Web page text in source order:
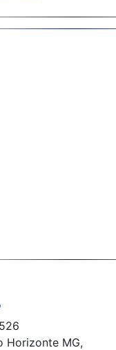
Horizonte MG,